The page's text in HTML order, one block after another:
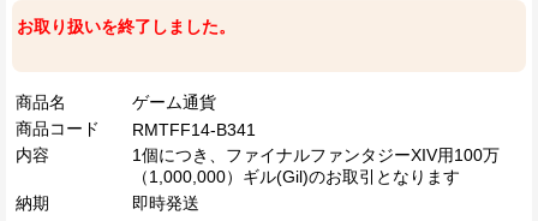
お取り扱いを終了しました。
商品名
ゲーム通貨
商品コード
RMTFF14-B341
内容
1個につき、ファイナルファンタジーXIV用100万
（1,000,000）ギル(Gil)のお取引となります
納期
即時発送